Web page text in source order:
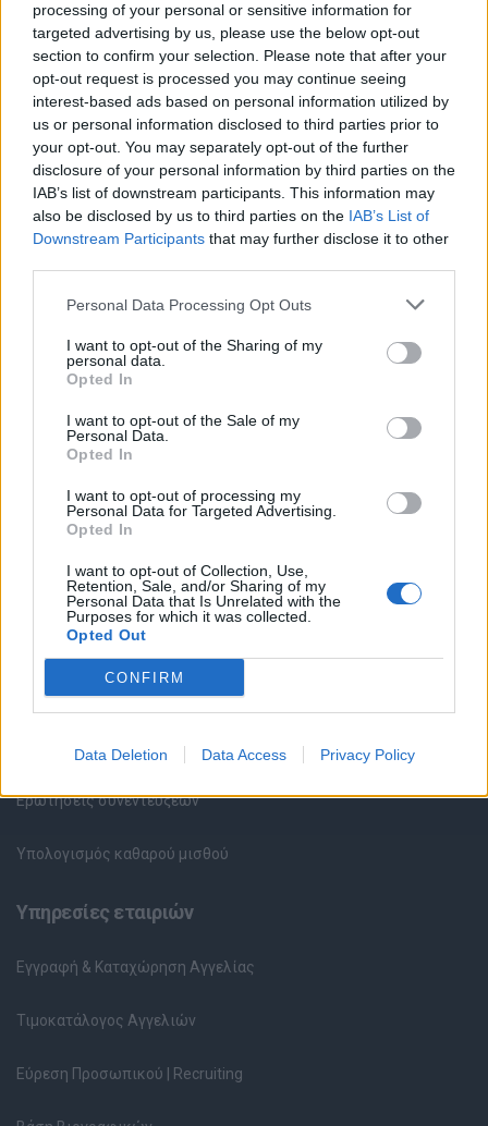
processing of your personal or sensitive information for
targeted advertising by us, please use the below opt-out
section to confirm your selection. Please note that after your
opt-out request is processed you may continue seeing
interest-based ads based on personal information utilized by
us or personal information disclosed to third parties prior to
your opt-out. You may separately opt-out of the further
disclosure of your personal information by third parties on the
IAB’s list of downstream participants. This information may
also be disclosed by us to third parties on the IAB’s List of
Downstream Participants that may further disclose it to other
Personal Data Processing Opt Outs
I want to opt-out of the Sharing of my
personal data.
Opted In
I want to opt-out of the Sale of my
Personal Data.
Opted In
I want to opt-out of processing my
Personal Data for Targeted Advertising.
Opted In
I want to opt-out of Collection, Use,
Retention, Sale, and/or Sharing of my
Personal Data that Is Unrelated with the
Purposes for which it was collected.
Opted Out
CONFIRM
Data Deletion Data Access Privacy Policy
Θέσεις εργασίας
Όλες οι Θέσεις Εργασίας
Θέσεις Εργασίας ανά Ειδικότητα
Θέσεις Εργασίας ανά Εταιρεία
Κέντρο Βοήθειας
Υπηρεσίες υποψηφίων
Καταχώρηση Online Βιογραφικού
Συμβουλές Καριέρας
HR corner
Περιγραφές Θέσεων Εργασίας
Ερωτήσεις συνεντεύξεων
Υπολογισμός καθαρού μισθού
Υπηρεσίες εταιριών
Εγγραφή & Καταχώρηση Αγγελίας
Τιμοκατάλογος Αγγελιών
Εύρεση Προσωπικού | Recruiting